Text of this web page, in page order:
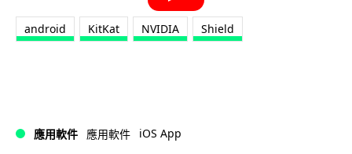
android KitKat NVIDIA Shield
應用軟件 應用軟件 iOS App